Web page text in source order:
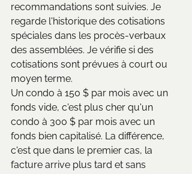
recommandations sont suivies. Je
regarde l'historique des cotisations
spéciales dans les procès-verbaux
des assemblées. Je vérifie si des
cotisations sont prévues à court ou
moyen terme.
Un condo à 150 $ par mois avec un
fonds vide, c'est plus cher qu'un
condo à 300 $ par mois avec un
fonds bien capitalisé. La différence,
c'est que dans le premier cas, la
facture arrive plus tard et sans